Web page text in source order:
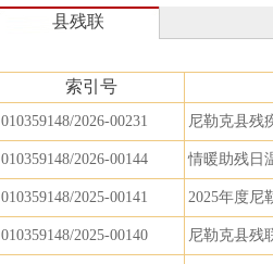
县残联
索引号
010359148/2026-00231 尼勒克县残
010359148/2026-00144 情暖助残日
010359148/2025-00141 2025年度尼
010359148/2025-00140 尼勒克县残